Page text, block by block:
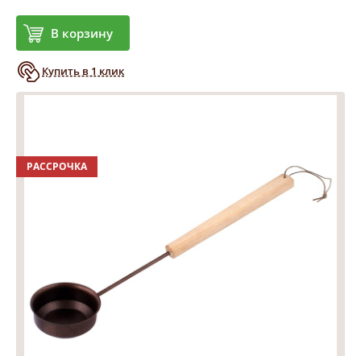
В корзину
Купить в 1 клик
РАССРОЧКА